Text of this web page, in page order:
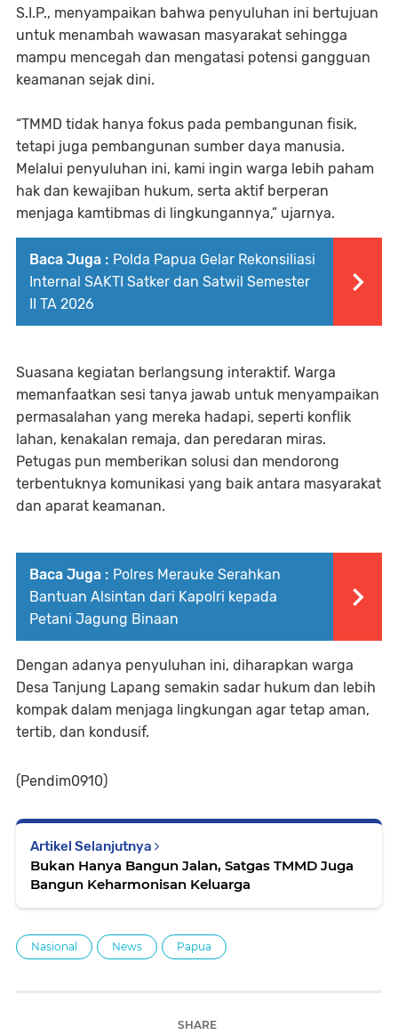
S.I.P., menyampaikan bahwa penyuluhan ini bertujuan
untuk menambah wawasan masyarakat sehingga
mampu mencegah dan mengatasi potensi gangguan
keamanan sejak dini.
“TMMD tidak hanya fokus pada pembangunan fisik,
tetapi juga pembangunan sumber daya manusia.
Melalui penyuluhan ini, kami ingin warga lebih paham
hak dan kewajiban hukum, serta aktif berperan
menjaga kamtibmas di lingkungannya,” ujarnya.
Baca Juga : Polda Papua Gelar Rekonsiliasi
Internal SAKTI Satker dan Satwil Semester
II TA 2026
Suasana kegiatan berlangsung interaktif. Warga
memanfaatkan sesi tanya jawab untuk menyampaikan
permasalahan yang mereka hadapi, seperti konflik
lahan, kenakalan remaja, dan peredaran miras.
Petugas pun memberikan solusi dan mendorong
terbentuknya komunikasi yang baik antara masyarakat
dan aparat keamanan.
Baca Juga : Polres Merauke Serahkan
Bantuan Alsintan dari Kapolri kepada
Petani Jagung Binaan
Dengan adanya penyuluhan ini, diharapkan warga
Desa Tanjung Lapang semakin sadar hukum dan lebih
kompak dalam menjaga lingkungan agar tetap aman,
tertib, dan kondusif.
(Pendim0910)
Artikel Selanjutnya
Bukan Hanya Bangun Jalan, Satgas TMMD Juga
Bangun Keharmonisan Keluarga
Nasional News Papua
SHARE